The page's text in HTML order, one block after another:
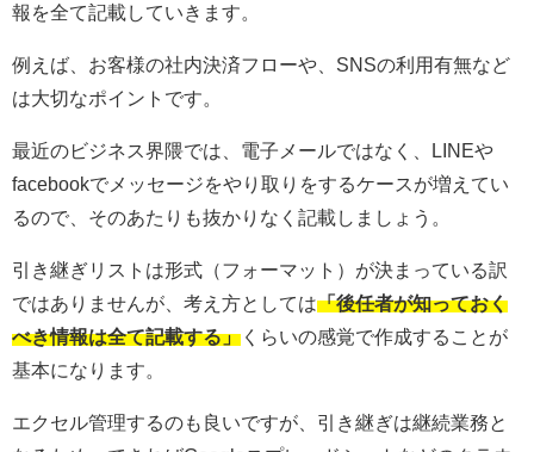
報を全て記載していきます。
例えば、お客様の社内決済フローや、SNSの利用有無など
は大切なポイントです。
最近のビジネス界隈では、電子メールではなく、LINEや
facebookでメッセージをやり取りをするケースが増えてい
るので、そのあたりも抜かりなく記載しましょう。
引き継ぎリストは形式（フォーマット）が決まっている訳
ではありませんが、考え方としては「後任者が知っておく
べき情報は全て記載する」 くらいの感覚で作成することが
基本になります。
エクセル管理するのも良いですが、引き継ぎは継続業務と